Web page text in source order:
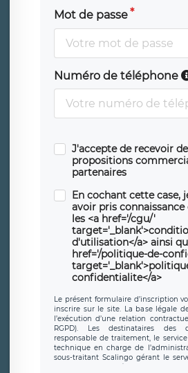
Mot de passe
Numéro de téléphone
J'accepte de recevoir
propositions
partenaires
En cochant cette case,
avoir pris
les <a href='/cgu/'
d'utilisation</a> ainsi
href='/politique-de-
confidentialite</a>
Le présent formulaire d’inscription
inscrire sur le site. La base légale
l’exécution d’une relation
RGPD). Les destinataires des
responsable de traitement, le
technique en charge de
sous-traitant Scalingo gérant le
toute personne légalement